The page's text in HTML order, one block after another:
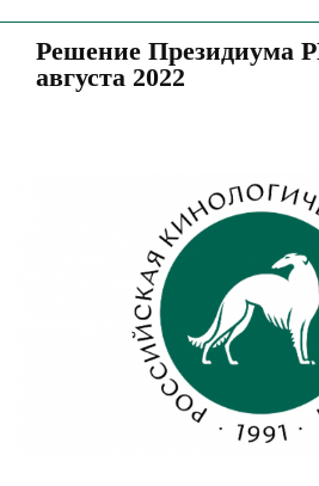
Решение Президиума
августа 2022